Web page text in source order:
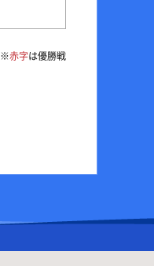
※赤字は優勝戦